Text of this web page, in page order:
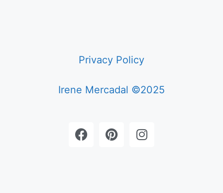
Privacy Policy
Irene Mercadal ©2025